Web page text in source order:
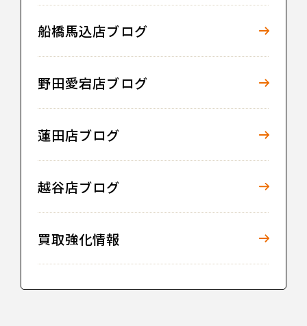
船橋馬込店ブログ
野田愛宕店ブログ
蓮田店ブログ
越谷店ブログ
買取強化情報